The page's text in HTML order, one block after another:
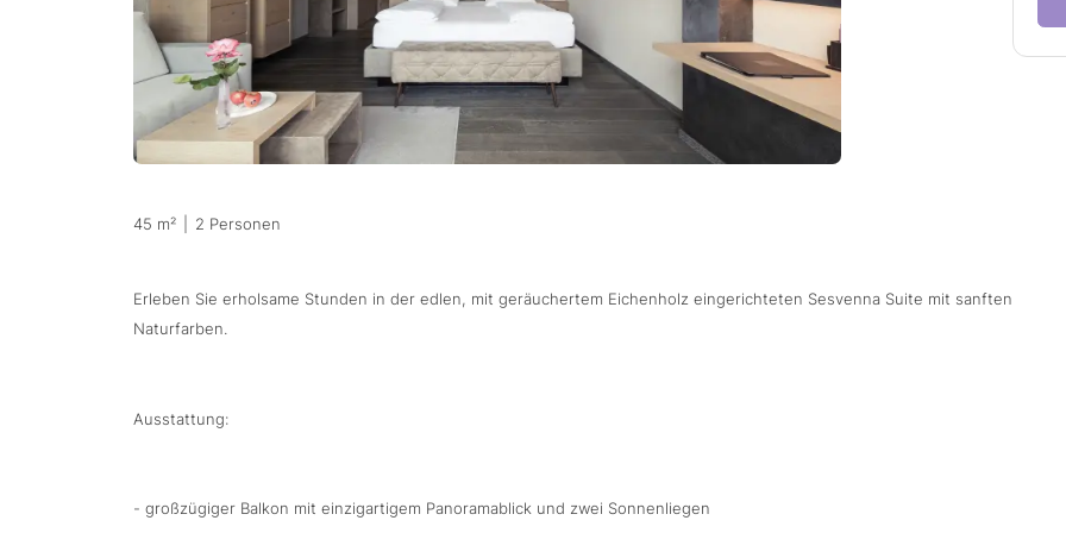
45 m² 2 Personen
Erleben Sie erholsame Stunden in der edlen, mit geräuchertem Eichenholz eingerichteten Sesvenna Suite mit sanften
Naturfarben.
Ausstattung:
- großzügiger Balkon mit einzigartigem Panoramablick und zwei Sonnenliegen